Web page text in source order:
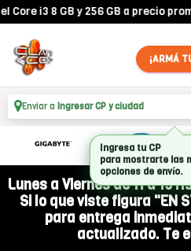
i3 8 GB y 256 GB a precio
¡ARMÁ
Enviar a Ingresar CP y ciudad
Lunes a Viernes de 11 a 19
Si lo que viste figura "EN
para entrega
actualizado. Te
Ingresa tu CP
para mostrarte las
opciones de envío.